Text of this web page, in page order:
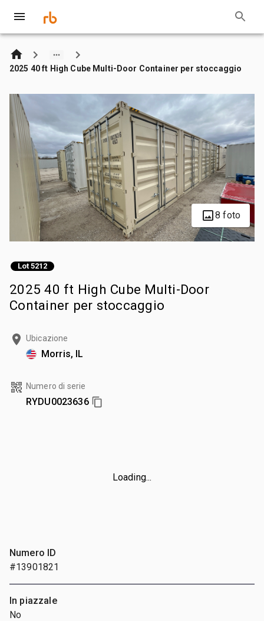
2025 40 ft High Cube Multi-Door Container per stoccaggio
8 foto
Lot 5212
2025 40 ft High Cube Multi-Door
Container per stoccaggio
Ubicazione
Morris, IL
Numero di serie
RYDU0023636
Loading...
Numero ID
#13901821
In piazzale
No